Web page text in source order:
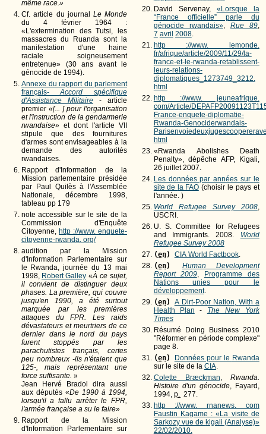
même race.»
Cf. article du journal Le Monde
du 4 février 1964 :
«L'extermination des Tutsi, les
massacres du Ruanda sont la
manifestation d'une haine
raciale soigneusement
entretenue» (30 ans avant le
génocide de 1994).
Annexe du rapport du parlement
français-Accord spécifique
d'Assistance Militaire - article
premier «[... ] pour l'organisation
et l'instruction de la gendarmerie
rwandaise» et dont l'article VII
stipule que des fournitures
d'armes sont envisageables à la
demande des autorités
rwandaises.
Rapport d'Information de la
Mission parlementaire présidée
par Paul Quilès à l'Assemblée
Nationale, décembre 1998,
tableau pp 179
note accessible sur le site de la
Commission d'Enquête
Citoyenne, http ://www. enquete-
citoyenne-rwanda. org/
audition par la Mission
d'Information Parlementaire sur
le Rwanda, journée du 13 mai
1998, Robert Galley «À ce sujet,
il convient de distinguer deux
phases. La première, qui couvre
jusqu'en 1990, a été surtout
marquée par les premières
attaques du FPR. Les raids
dévastateurs et meurtriers de ce
dernier dans le nord du pays
furent stoppés par les
parachutistes français, certes
peu nombreux -ils n'étaient que
125-, mais représentant une
force suffisante. »
Jean Hervé Bradol dira aussi
aux députés «De 1990 à 1994,
lorsqu'il a fallu arrêter le FPR,
l'armée française a su le faire»
Rapport de la Mission
d'Information Parlementaire sur
David Servenay, «Lorsque la
“France officielle” parle du
génocide rwandais», Rue 89,
7 avril 2008.
http ://www. lemonde.
fr/afrique/article/2009/11/29/la-
france-et-le-rwanda-retablissent-
leurs-relations-
diplomatiques_1273749_3212.
html
http ://www. jeuneafrique.
com/Article/
France-enquete-diplomatie-
Rwanda-Genociderwandais-
html
«Rwanda Abolishes Death
Penalty», dépêche AFP, Kigali,
26 juillet 2007.
Les données par années sur le
site de la FAO(choisir le pays et
l'année. )
World Refugee Survey 2008,
USCRI.
U. S. Committee for Refugees
and Immigrants. 2008. World
Refugee Survey 2008
(en) CIA World Factbook.
(en) Human Development
Report 2009,
Programme des
Nations unies pour le
développement.
(en) A Dirt-Poor Nation, With a
Health Plan - The New York
Times
Résumé Doing Business 2010
"Réformer en période complexe"
page 8.
(en)
Données pour le Rwanda
sur le site de la CIA.
Colette Bræckman, Rwanda.
Histoire d'un génocide, Fayard,
1994, p. 277.
http ://www. rnanews. com
Faustin Kagame : «La visite de
Sarkozy vue de kigali (Analyse)»
22/02/2010.